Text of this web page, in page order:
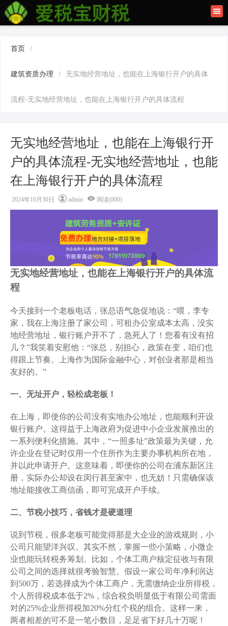
首页
首页 /
建筑资质办理 / 无实地经营地址，也能在上海银行开户的具体
流程-无实地经营地址，也能在上海银行开户的具体流程
无实地经营地址，也能在上海银行开
户的具体流程-无实地经营地址，也能
在上海银行开户的具体流程
2024年10月30日 admin 阅读(800)
无实地经营地址，也能在上海银行开户的具体流
程
今天接到一个老板电话，张总语气急促地说：“喂，李专
家，我在上海注册了家公司，可租办公室成本太高，没实
地经营地址，银行账户开不了，急死人了！您看有没有招
儿？”我笑着安慰他：“张总，别担心，政策在变，咱们也
得跟上节奏。上海作为国际金融中心，对创业者那是相当
友好的。”
一、无址开户，轻松成老板！
在上海，即使你的公司没有实地办公地址，也能顺利开设
银行账户。这得益于上海政府为促进中小企业发展推出的
一系列便利化措施。其中，“一照多址”政策最为关键，允
许企业在登记时仅用一个住所作为主要办事机构所在地，
并以此申请开户。这意味着，即便你的公司在浦东新区注
册，实际办公却设在闵行甚至家中，也无妨！只需确保该
地址能接收工商信函，即可完成开户手续。
二、节税小技巧，省钱才是硬道理
说到节税，很多老板可能觉得那是大企业的游戏规则，小
公司只能望洋兴叹。其实不然，掌握一些小策略，小微企
业也能玩转税务筹划。比如，个体工商户核定征收与有限
公司之间的选择就很考验智慧。假设一家公司年净利润达
到500万，若选择成为个体工商户，无需缴纳企业所得税，
个人所得税成本低于2%，综合税负明显低于有限公司需面
对的25%企业所得税加20%分红个税的组合。这样一来，
两者相差的可不是一笔小数目，足足省下好几十万呢！